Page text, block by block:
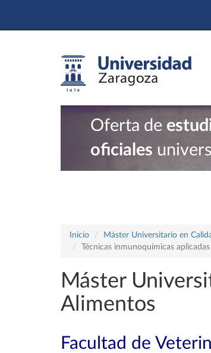
Oferta de
oficiales
Inicio Máster Universitario en
Técnicas inmunoquímicas
Máster
Alimentos
Facultad de